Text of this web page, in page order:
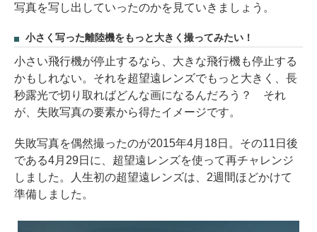
写真を写し出していったのかを見ていきましょう。
小さく写った離陸機をもっと大きく撮ってみたい！
小さい飛行機が停止するなら、大きな飛行機も停止する
かもしれない。それを超望遠レンズでもっと大きく、長
秒露光で切り取ればどんな画になるんだろう？ それ
が、失敗写真の要素から得たイメージです。
失敗写真を偶然撮ったのが2015年4月18日。その11日後
である4月29日に、超望遠レンズを使って再チャレンジ
しました。人生初の超望遠レンズは、2週間ほどかけて
準備しました。